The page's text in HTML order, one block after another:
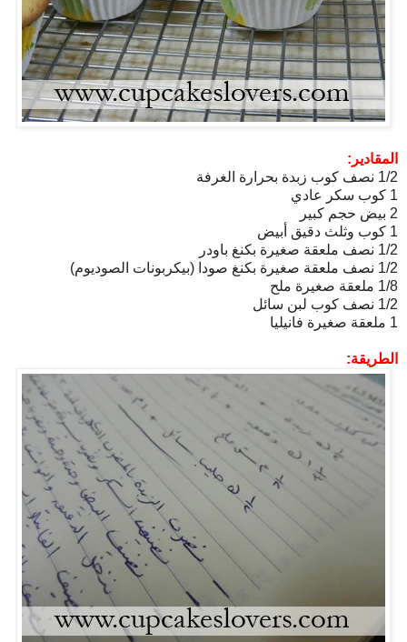
المقادير:
1/2 نصف كوب زبدة بحرارة الغرفة
1 كوب سكر عادي
2 بيض حجم كبير
1 كوب وثلث دقيق أبيض
1/2 نصف ملعقة صغيرة بكنغ باودر
1/2 نصف ملعقة صغيرة بكنغ صودا (بيكربونات الصوديوم)
1/8 ملعقة صغيرة ملح
1/2 نصف كوب لبن سائل
1 ملعقة صغيرة فانيليا
الطريقة: